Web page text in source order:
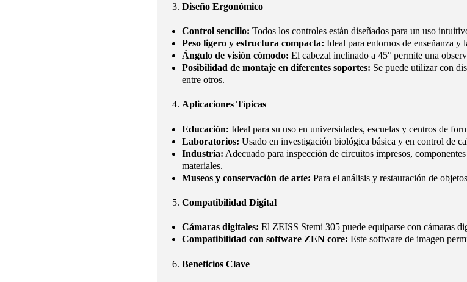
Diseño Ergonómico
Control sencillo: Todos los controles están diseñados para un uso
Peso ligero y estructura compacta: Ideal para entornos de enseñanza
Ángulo de visión cómodo: El cabezal inclinado a 45° permite una
Posibilidad de montaje en diferentes soportes: Se puede utilizar con
entre otros.
Aplicaciones Típicas
Educación: Ideal para su uso en universidades, escuelas y centros de
Laboratorios: Usado en investigación biológica básica y en control de
Industria: Adecuado para inspección de circuitos impresos,
materiales.
Museos y conservación de arte: Para el análisis y restauración de
Compatibilidad Digital
Cámaras digitales: El ZEISS Stemi 305 puede equiparse con cámaras
Compatibilidad con software ZEN core: Este software de imagen
Beneficios Clave